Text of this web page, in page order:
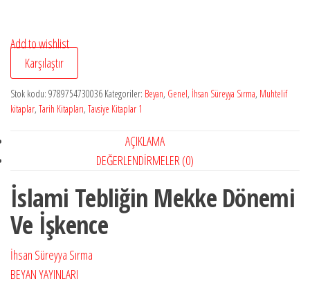
Add to wishlist
Karşılaştır
Stok kodu: 9789754730036 Kategoriler: Beyan, Genel, İhsan Süreyya Sırma, Muhtelif
kitaplar, Tarih Kitapları, Tavsiye Kitaplar 1
AÇIKLAMA
DEĞERLENDIRMELER (0)
İslami Tebliğin Mekke Dönemi
Ve İşkence
İhsan Süreyya Sırma
BEYAN YAYINLARI